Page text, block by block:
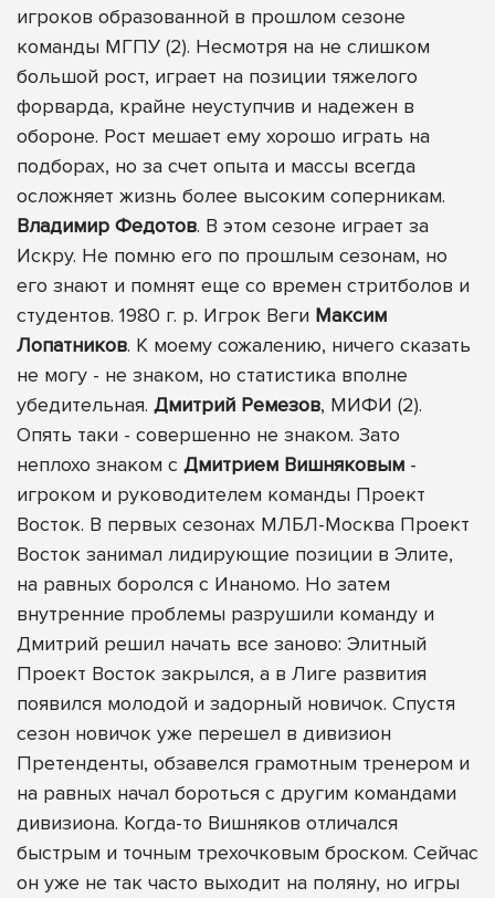
игроков образованной в прошлом сезоне
команды МГПУ (2). Несмотря на не слишком
большой рост, играет на позиции тяжелого
форварда, крайне неуступчив и надежен в
обороне. Рост мешает ему хорошо играть на
подборах, но за счет опыта и массы всегда
осложняет жизнь более высоким соперникам.
Владимир Федотов. В этом сезоне играет за
Искру. Не помню его по прошлым сезонам, но
его знают и помнят еще со времен стритболов и
студентов. 1980 г. р. Игрок Веги Максим
Лопатников. К моему сожалению, ничего сказать
не могу - не знаком, но статистика вполне
убедительная. Дмитрий Ремезов, МИФИ (2).
Опять таки - совершенно не знаком. Зато
неплохо знаком с Дмитрием Вишняковым -
игроком и руководителем команды Проект
Восток. В первых сезонах МЛБЛ-Москва Проект
Восток занимал лидирующие позиции в Элите,
на равных боролся с Инаномо. Но затем
внутренние проблемы разрушили команду и
Дмитрий решил начать все заново: Элитный
Проект Восток закрылся, а в Лиге развития
появился молодой и задорный новичок. Спустя
сезон новичок уже перешел в дивизион
Претенденты, обзавелся грамотным тренером и
на равных начал бороться с другим командами
дивизиона. Когда-то Вишняков отличался
быстрым и точным трехочковым броском. Сейчас
он уже не так часто выходит на поляну, но игры